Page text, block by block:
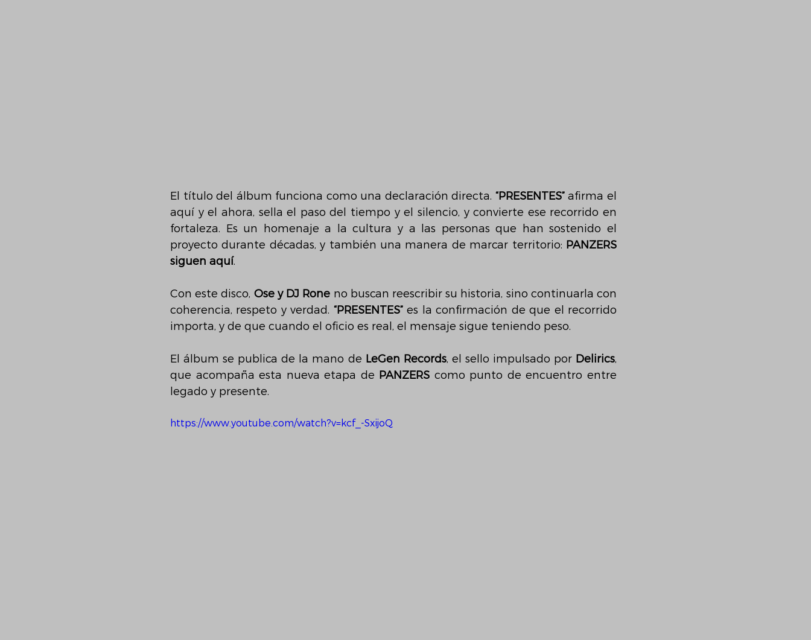
El título del álbum funciona como una declaración directa. “PRESENTES” afirma el
aquí y el ahora, sella el paso del tiempo y el silencio, y convierte ese recorrido en
fortaleza. Es un homenaje a la cultura y a las personas que han sostenido el
proyecto durante décadas, y también una manera de marcar territorio: PANZERS
siguen aquí.
Con este disco, Ose y DJ Rone no buscan reescribir su historia, sino continuarla con
coherencia, respeto y verdad. “PRESENTES” es la confirmación de que el recorrido
importa, y de que cuando el oficio es real, el mensaje sigue teniendo peso.
El álbum se publica de la mano de LeGen Records, el sello impulsado por Delirics,
que acompaña esta nueva etapa de PANZERS como punto de encuentro entre
legado y presente.
https://www.youtube.com/watch?v=kcf_-SxijoQ